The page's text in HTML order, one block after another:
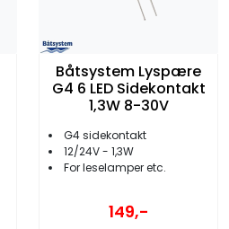
Båtsystem Lyspære
G4 6 LED Sidekontakt
1,3W 8-30V
G4 sidekontakt
12/24V - 1,3W
For leselamper etc.
149,-